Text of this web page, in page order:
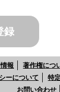
録
報 著作権につ
ーについて
特
お問い合わせ